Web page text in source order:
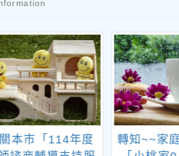
本市「114年度 轉知~~家